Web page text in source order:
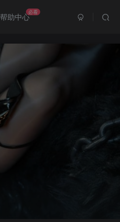
帮助中心必看